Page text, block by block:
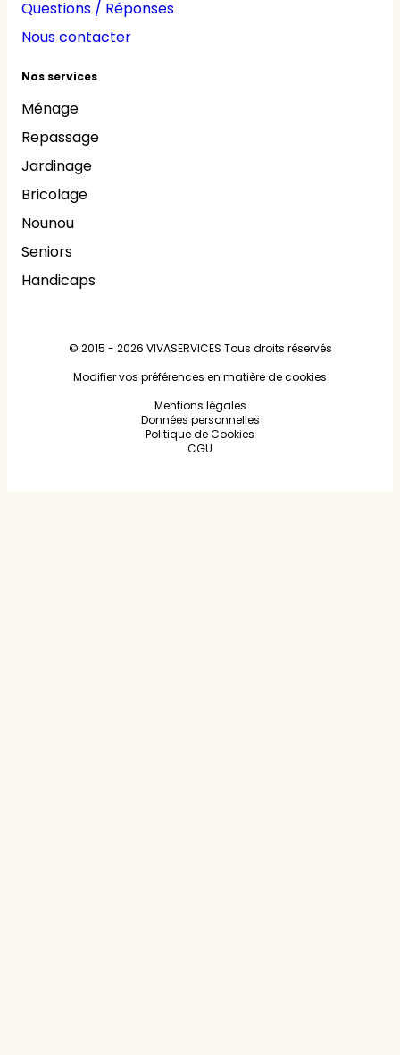
Questions / Réponses
Nous contacter
Nos services
Ménage
Repassage
Jardinage
Bricolage
Nounou
Seniors
Handicaps
© 2015 - 2026 VIVASERVICES Tous droits réservés
Modifier vos préférences en matière de cookies
Mentions légales
Données personnelles
Politique de Cookies
CGU